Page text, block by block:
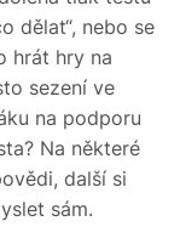
dělat“, nebo se
hrát hry na
sezení ve
na podporu
Na některé
další si
sám.